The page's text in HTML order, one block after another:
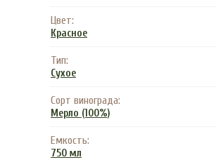
Цвет:
Красное
Тип:
Сухое
Сорт винограда:
Мерло (100%)
Емкость:
750 мл